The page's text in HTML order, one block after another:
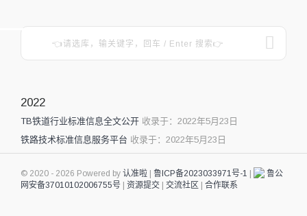
2022
TB铁道行业标准信息全文公开 收录于：2022年5月23日
铁路技术标准信息服务平台 收录于：2022年5月23日
© 2020 - 2026 Powered by 认准啦 鲁ICP备2023033971号-1
鲁公
网安备37010102006755号
资源提交 交流社区 合作联系